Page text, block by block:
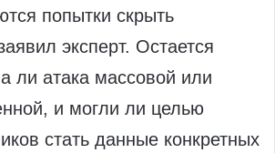
попытки скрыть
эксперт. Остается
ли атака массовой или
и могли ли целью
стать данные конкретных